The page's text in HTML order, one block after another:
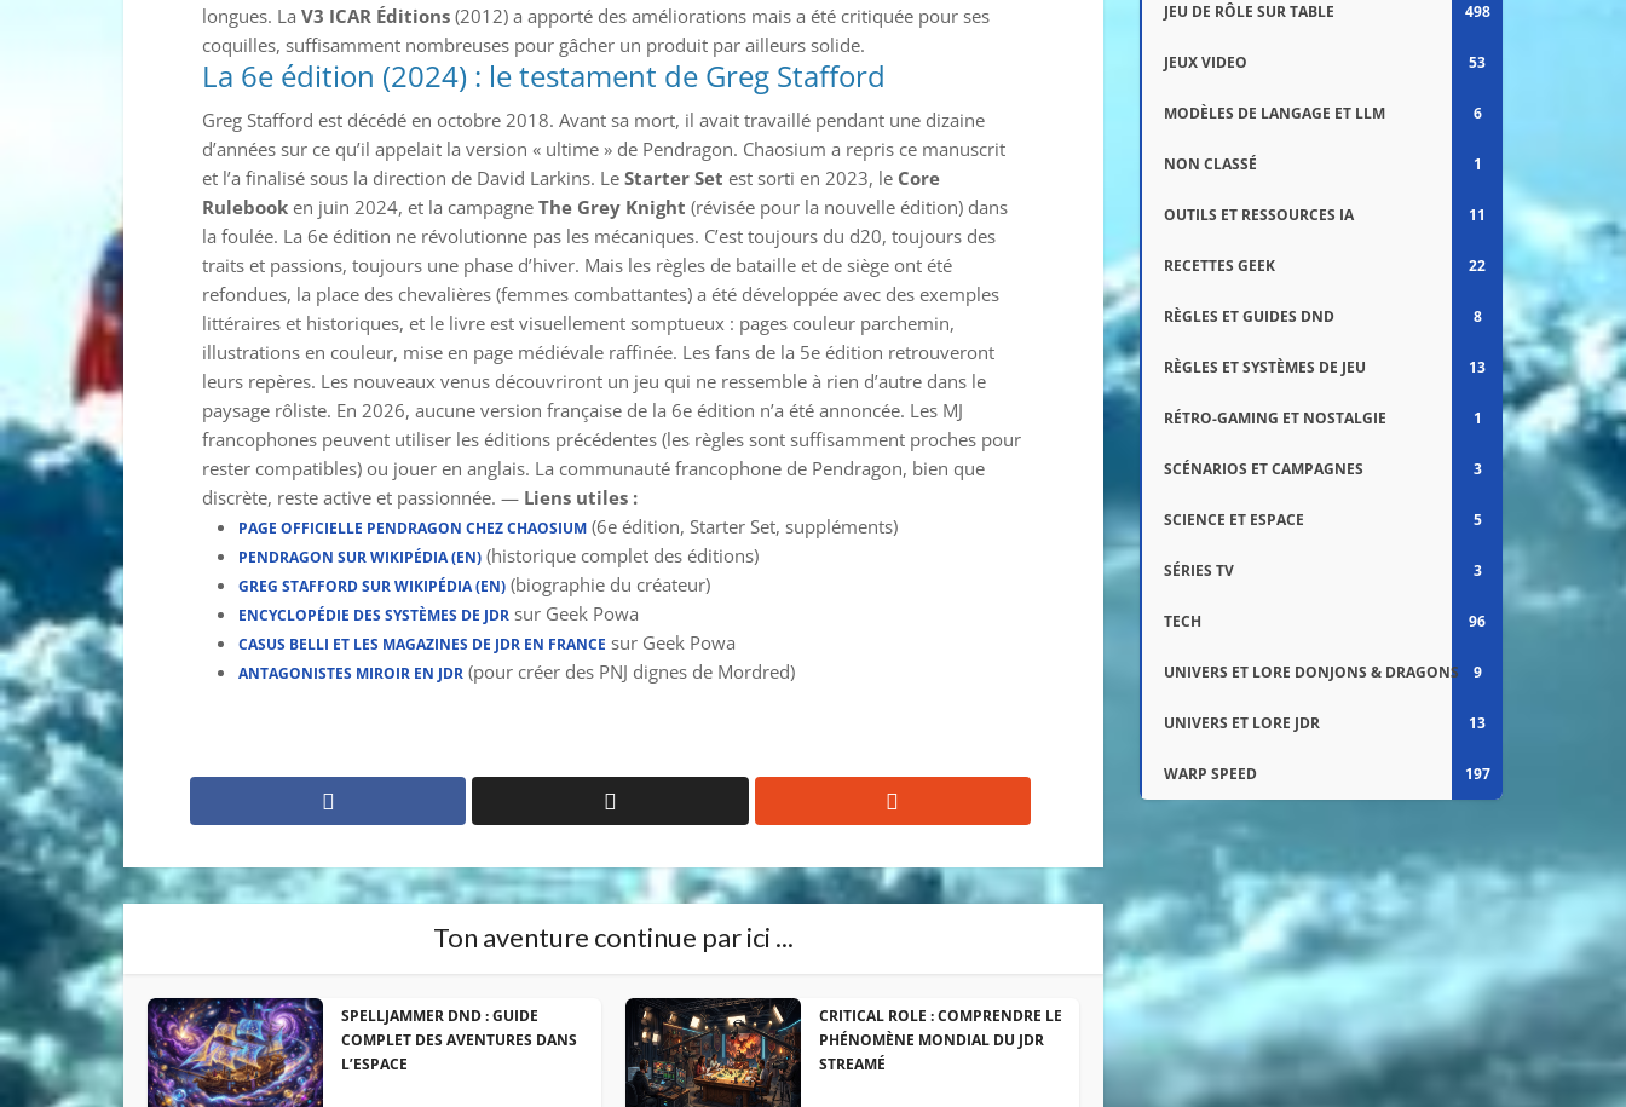
longues. La V3 ICAR Éditions (2012) a apporté des améliorations mais a été critiquée pour ses
coquilles, suffisamment nombreuses pour gâcher un produit par ailleurs solide.
La 6e édition (2024) : le testament de Greg Stafford
Greg Stafford est décédé en octobre 2018. Avant sa mort, il avait travaillé pendant une dizaine
d’années sur ce qu’il appelait la version « ultime » de Pendragon. Chaosium a repris ce manuscrit
et l’a finalisé sous la direction de David Larkins. Le Starter Set est sorti en 2023, le Core
Rulebook en juin 2024, et la campagne The Grey Knight (révisée pour la nouvelle édition) dans
la foulée. La 6e édition ne révolutionne pas les mécaniques. C’est toujours du d20, toujours des
traits et passions, toujours une phase d’hiver. Mais les règles de bataille et de siège ont été
refondues, la place des chevalières (femmes combattantes) a été développée avec des exemples
littéraires et historiques, et le livre est visuellement somptueux : pages couleur parchemin,
illustrations en couleur, mise en page médiévale raffinée. Les fans de la 5e édition retrouveront
leurs repères. Les nouveaux venus découvriront un jeu qui ne ressemble à rien d’autre dans le
paysage rôliste. En 2026, aucune version française de la 6e édition n’a été annoncée. Les MJ
francophones peuvent utiliser les éditions précédentes (les règles sont suffisamment proches pour
rester compatibles) ou jouer en anglais. La communauté francophone de Pendragon, bien que
discrète, reste active et passionnée. — Liens utiles :
PAGE OFFICIELLE PENDRAGON CHEZ CHAOSIUM (6e édition, Starter Set, suppléments)
PENDRAGON SUR WIKIPÉDIA (EN) (historique complet des éditions)
GREG STAFFORD SUR WIKIPÉDIA (EN) (biographie du créateur)
ENCYCLOPÉDIE DES SYSTÈMES DE JDR sur Geek Powa
CASUS BELLI ET LES MAGAZINES DE JDR EN FRANCE sur Geek Powa
ANTAGONISTES MIROIR EN JDR (pour créer des PNJ dignes de Mordred)
Ton aventure continue par ici ...
SPELLJAMMER DND : GUIDE
COMPLET DES AVENTURES DANS
L’ESPACE
CRITICAL ROLE : COMPRENDRE LE
PHÉNOMÈNE MONDIAL DU JDR
STREAMÉ
JEU DE RÔLE SUR TABLE 498
JEUX VIDEO 53
MODÈLES DE LANGAGE ET LLM 6
NON CLASSÉ 1
OUTILS ET RESSOURCES IA 11
RECETTES GEEK 22
RÈGLES ET GUIDES DND 8
RÈGLES ET SYSTÈMES DE JEU 13
RÉTRO-GAMING ET NOSTALGIE 1
SCÉNARIOS ET CAMPAGNES 3
SCIENCE ET ESPACE 5
SÉRIES TV 3
TECH 96
UNIVERS ET LORE DONJONS & DRAGONS 9
UNIVERS ET LORE JDR 13
WARP SPEED 197